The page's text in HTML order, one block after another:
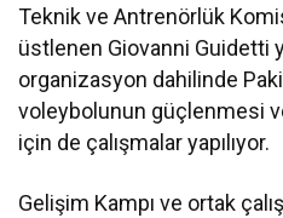
Teknik ve Antrenörlük
üstlenen Giovanni Guidetti
organizasyon dahilinde
voleybolunun güçlenmesi ve
için de çalışmalar yapılıyor.
Gelişim Kampı ve ortak